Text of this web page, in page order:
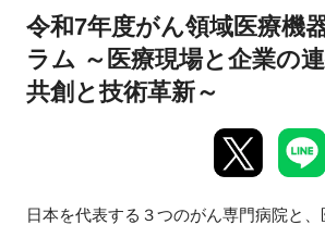
施設ご予約
令和7年度がん領域医療機
ラム ～医療現場と企業の連
共創と技術革新～
日本を代表する３つのがん専門病院と